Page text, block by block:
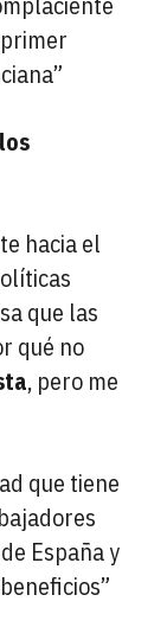
hacia el
que las
qué no
, pero me
que tiene
España y